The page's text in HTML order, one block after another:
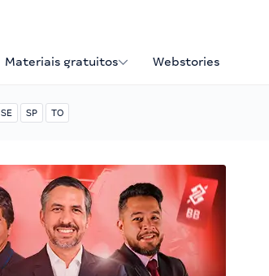
Materiais gratuitos Webstories
SE SP TO